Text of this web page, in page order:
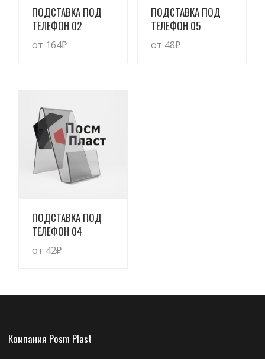
Просмотреть
ПОДСТАВКА ПОД
ТЕЛЕФОН 02
от 164₽
Просмотреть
ПОДСТАВКА ПОД
ТЕЛЕФОН 05
от 48₽
Просмотреть
ПОДСТАВКА ПОД
ТЕЛЕФОН 04
от 42₽
Компания Posm Plast